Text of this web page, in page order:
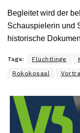
Begleitet wird der
Schauspielerin und
historische
Tags: Flüchtlinge
Rokokosaal